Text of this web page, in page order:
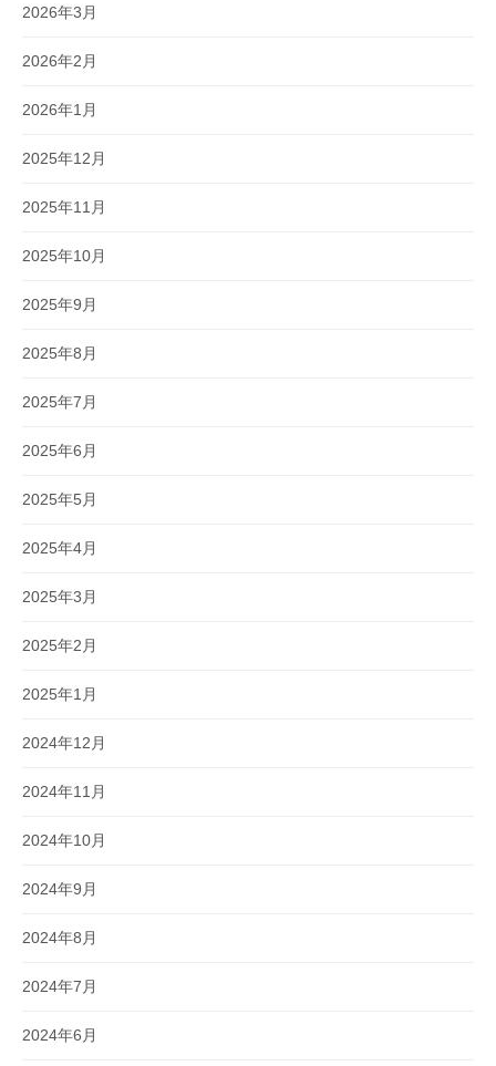
2026年3月
2026年2月
2026年1月
2025年12月
2025年11月
2025年10月
2025年9月
2025年8月
2025年7月
2025年6月
2025年5月
2025年4月
2025年3月
2025年2月
2025年1月
2024年12月
2024年11月
2024年10月
2024年9月
2024年8月
2024年7月
2024年6月